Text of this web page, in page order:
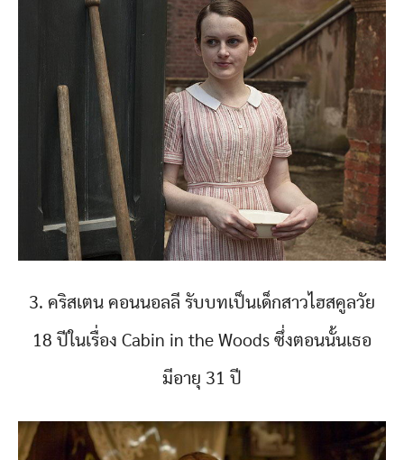
3. คริสเตน คอนนอลลี รับบทเป็นเด็กสาวไฮสคูลวัย
18 ปีในเรื่อง Cabin in the Woods ซึ่งตอนนั้นเธอ
มีอายุ 31 ปี